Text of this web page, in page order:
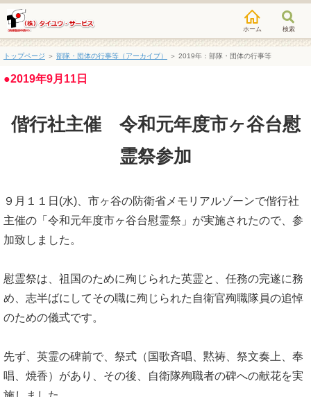
検索
トップページ ＞ 部隊・団体の行事等（アーカイブ） ＞ 2019年：部隊・団体の行事等
●2019年9月11日
偕行社主催 令和元年度市ヶ谷台慰
霊祭参加
９月１１日(水)、市ヶ谷の防衛省メモリアルゾーンで偕行社
主催の「令和元年度市ヶ谷台慰霊祭」が実施されたので、参
加致しました。
慰霊祭は、祖国のために殉じられた英霊と、任務の完遂に務
め、志半ばにしてその職に殉じられた自衛官殉職隊員の追悼
のための儀式です。
先ず、英霊の碑前で、祭式（国歌斉唱、黙祷、祭文奏上、奉
唱、焼香）があり、その後、自衛隊殉職者の碑への献花を実